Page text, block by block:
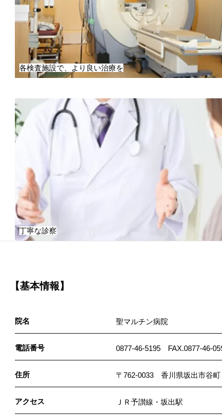
各検査施設で、より良い治療を
丁寧な診察
【基本情報】
院名 聖マルチン病院
電話番号 0877-46-5195 FAX.0877-46-
住所 〒762-0033 香川県坂出市谷町
アクセス ＪＲ予讃線・坂出駅